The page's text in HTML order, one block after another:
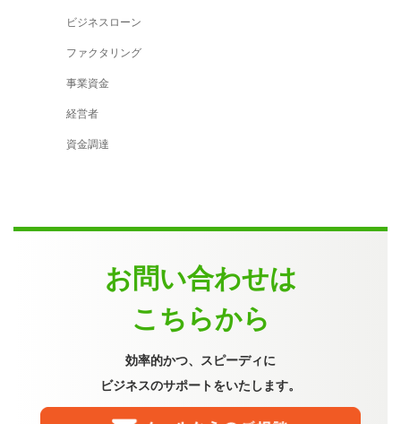
ビジネスローン
ファクタリング
事業資金
経営者
資金調達
お問い合わせは
こちらから
効率的かつ、スピーディに
ビジネスのサポートをいたします。